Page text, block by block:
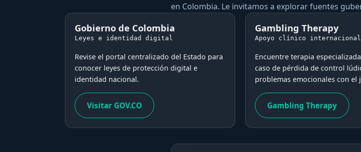
en Colombia. Le invitamos a explorar fuentes
Gobierno de Colombia
Leyes e identidad digital
Revise el portal centralizado del Estado para
conocer leyes de protección digital e
identidad nacional.
Visitar GOV.CO
Gambling Therapy
Apoyo clínico internacional
Encuentre terapia
caso de pérdida de control
problemas emocionales con el
Gambling Therapy